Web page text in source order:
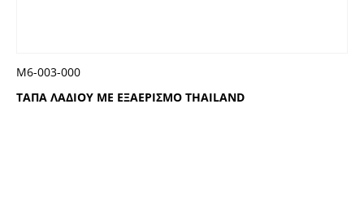
ΤΑΠΑ ΛΑΔΙΟΥ ΜΕ ΕΞΑΕΡΙΣΜΟ THAILAND
Μ6-003-000